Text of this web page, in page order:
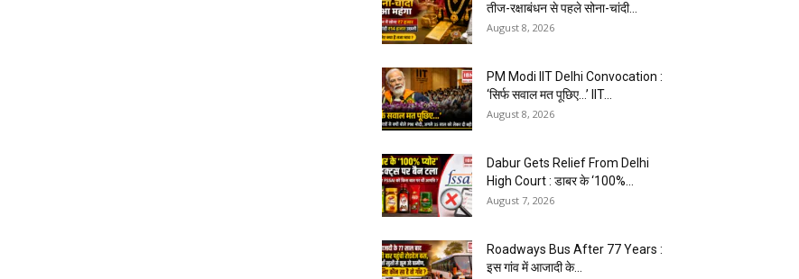
तीज-रक्षाबंधन से पहले सोना-चांदी...
August 8, 2026
PM Modi IIT Delhi Convocation :
‘सिर्फ सवाल मत पूछिए…’ IIT...
August 8, 2026
Dabur Gets Relief From Delhi
High Court : डाबर के ‘100%...
August 7, 2026
Roadways Bus After 77 Years :
इस गांव में आजादी के...